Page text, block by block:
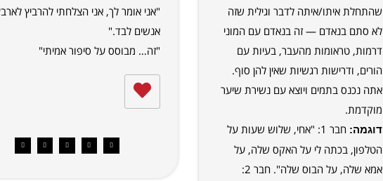
שהתחלת איתו/איתה לדבר וגילית שזה
לא סתם בנאדם — זה בנאדם עם המוני
דרמות, טראומות מהעבר, בעיות עם
הורים, ודרישות רגשיות שאין להן סוף.
אתה נכנס בתמים ויוצא עם נשירת שיער
מוקדמת.
דוגמה:
חבר 1: "אחי, שלוש שעות על
הטלפון, בכתה לי על האקס שלה, על
אמא שלה, על הבוס שלה". חבר 2:
"אני אומר לך, אני הצלחתי להרביץ
אנשים לבד."
"זה… מבוסס על סיפור אמיתי"